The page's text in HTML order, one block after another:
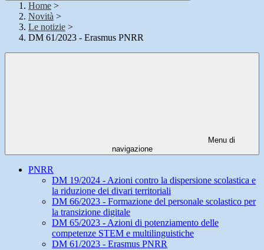
Home >
Novità >
Le notizie >
DM 61/2023 - Erasmus PNRR
Menu di
navigazione
PNRR
DM 19/2024 - Azioni contro la dispersione scolastica e
la riduzione dei divari territoriali
DM 66/2023 - Formazione del personale scolastico per
la transizione digitale
DM 65/2023 - Azioni di potenziamento delle
competenze STEM e multilinguistiche
DM 61/2023 - Erasmus PNRR